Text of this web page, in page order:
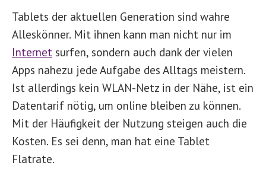
Tablets der aktuellen Generation sind wahre
Alleskönner. Mit ihnen kann man nicht nur im
Internet surfen, sondern auch dank der vielen
Apps nahezu jede Aufgabe des Alltags meistern.
Ist allerdings kein WLAN-Netz in der Nähe, ist ein
Datentarif nötig, um online bleiben zu können.
Mit der Häufigkeit der Nutzung steigen auch die
Kosten. Es sei denn, man hat eine Tablet
Flatrate.